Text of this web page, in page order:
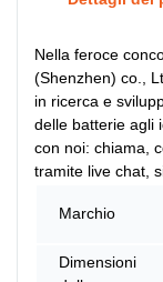
Nella feroce
(Shenzhen) co.,
in ricerca e
delle batterie agli
con noi: chiama,
tramite live chat,
Marchio
Dimensioni